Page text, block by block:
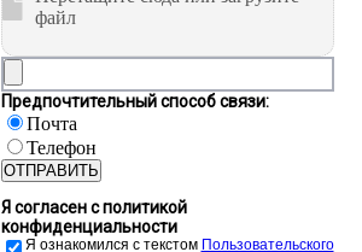
файл
Предпочтительный способ связи:
Почта
Телефон
ОТПРАВИТЬ
Я согласен с политикой
конфиденциальности
Я ознакомился с текстом Пользовательского